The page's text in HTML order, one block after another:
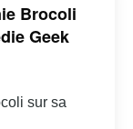
Brocoli
Geek
sur sa